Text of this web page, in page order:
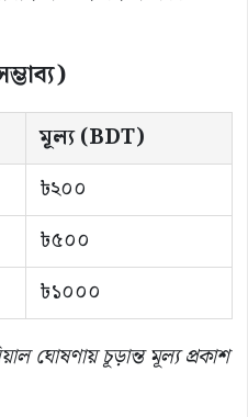
মূল্য (BDT)
৳২০০
৳৫০০
৳১০০০
ঘোষণায় চূড়ান্ত মূল্য প্রকাশ